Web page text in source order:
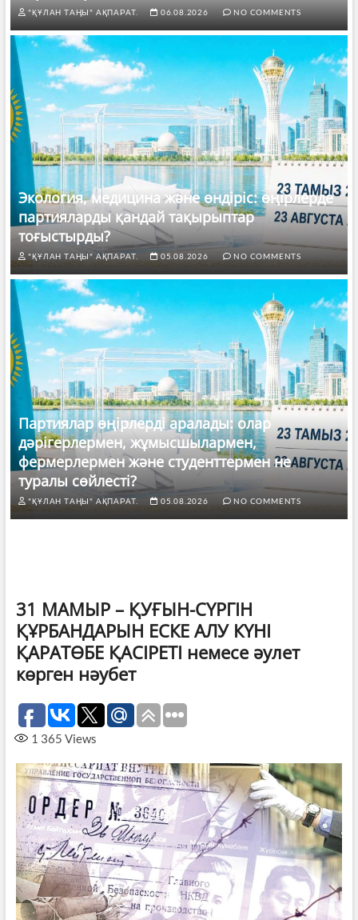
"ҚҰЛАН ТАҢЫ" АҚПАРАТ. 06.08.2026 NO COMMENTS
Экология, медицина және өндіріс: өңірлерде
партияларды қандай тақырыптар
тоғыстырды?
"ҚҰЛАН ТАҢЫ" АҚПАРАТ. 05.08.2026 NO COMMENTS
Партиялар өңірлерді аралады: олар
дәрігерлермен, жұмысшылармен,
фермерлермен және студенттермен не
туралы сөйлесті?
"ҚҰЛАН ТАҢЫ" АҚПАРАТ. 05.08.2026 NO COMMENTS
31 МАМЫР – ҚУҒЫН-СҮРГІН
ҚҰРБАНДАРЫН ЕСКЕ АЛУ КҮНІ
ҚАРАТӨБЕ ҚАСІРЕТІ немесе әулет
көрген нәубет
1 365 Views